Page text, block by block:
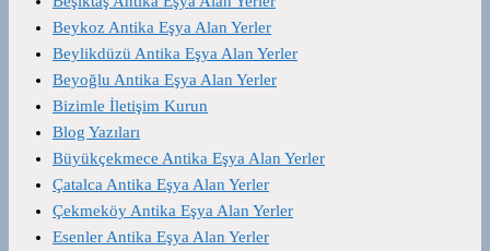
Beykoz Antika Eşya Alan Yerler
Beylikdüzü Antika Eşya Alan Yerler
Beyoğlu Antika Eşya Alan Yerler
Bizimle İletişim Kurun
Blog Yazıları
Büyükçekmece Antika Eşya Alan Yerler
Çatalca Antika Eşya Alan Yerler
Çekmeköy Antika Eşya Alan Yerler
Esenler Antika Eşya Alan Yerler